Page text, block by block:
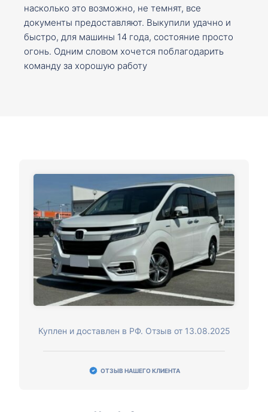
насколько это возможно, не темнят, все
документы предоставляют. Выкупили удачно и
быстро, для машины 14 года, состояние просто
огонь. Одним словом хочется поблагодарить
команду за хорошую работу
Куплен и доставлен в РФ. Отзыв от 13.08.2025
ОТЗЫВ НАШЕГО КЛИЕНТА